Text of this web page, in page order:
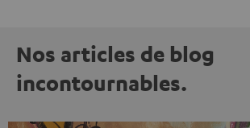
Nos articles de blog
incontournables.